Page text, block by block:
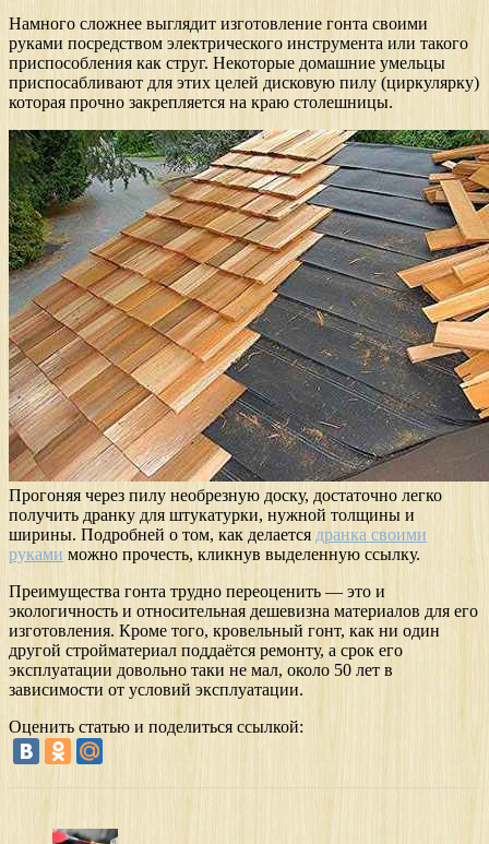
Намного сложнее выглядит изготовление гонта своими
руками посредством электрического инструмента или такого
приспособления как струг. Некоторые домашние умельцы
приспосабливают для этих целей дисковую пилу (циркулярку)
которая прочно закрепляется на краю столешницы.
Прогоняя через пилу необрезную доску, достаточно легко
получить дранку для штукатурки, нужной толщины и
ширины. Подробней о том, как делается дранка своими
руками можно прочесть, кликнув выделенную ссылку.
Преимущества гонта трудно переоценить — это и
экологичность и относительная дешевизна материалов для его
изготовления. Кроме того, кровельный гонт, как ни один
другой стройматериал поддаётся ремонту, а срок его
эксплуатации довольно таки не мал, около 50 лет в
зависимости от условий эксплуатации.
Оценить статью и поделиться ссылкой: